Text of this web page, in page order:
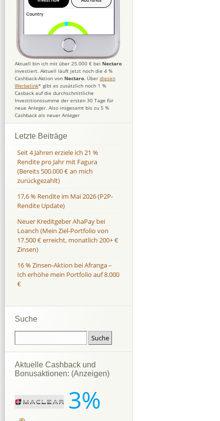
Aktuell bin ich mit über 25.000 € bei Nectaro
investiert. Aktuell läuft jetzt noch die 4 %
Cashback-Aktion von Nectaro. Über diesen
Werbelink* gibt es zusätzlich noch 1 %
Casback auf die durchschnittliche
Investitionssumme der ersten 30 Tage für
neue Anleger. Also insgesamt bis zu 5 %
Cashback als neuer Anleger
Letzte Beiträge
Seit 4 Jahren erziele ich 21 %
Rendite pro Jahr mit Fagura
(Bereits 500.000 € an mich
zurückgezahlt)
17,6 % Rendite im Mai 2026 (P2P-
Rendite Update)
Neuer Kreditgeber AhaPay bei
Loanch (Mein Ziel-Portfolio von
17.500 € erreicht, monatlich 200+ €
Zinsen)
16 % Zinsen-Aktion bei Afranga –
Ich erhöhe mein Portfolio auf 8.000
€
Suche
Aktuelle Cashback und
Bonusaktionen: (Anzeigen)
3%